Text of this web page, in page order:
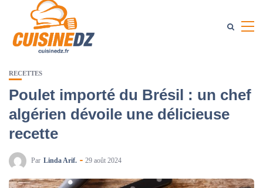
RECETTES
Poulet importé du Brésil : un chef
algérien dévoile une délicieuse
recette
Par Linda Arif. 29 août 2024